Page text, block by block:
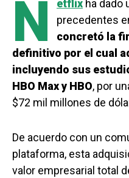
N etflix ha dado
precedentes
concretó la
definitivo por el cual
incluyendo sus
HBO Max y HBO, por
$72 mil millones de
De acuerdo con un
plataforma, esta
valor empresarial total